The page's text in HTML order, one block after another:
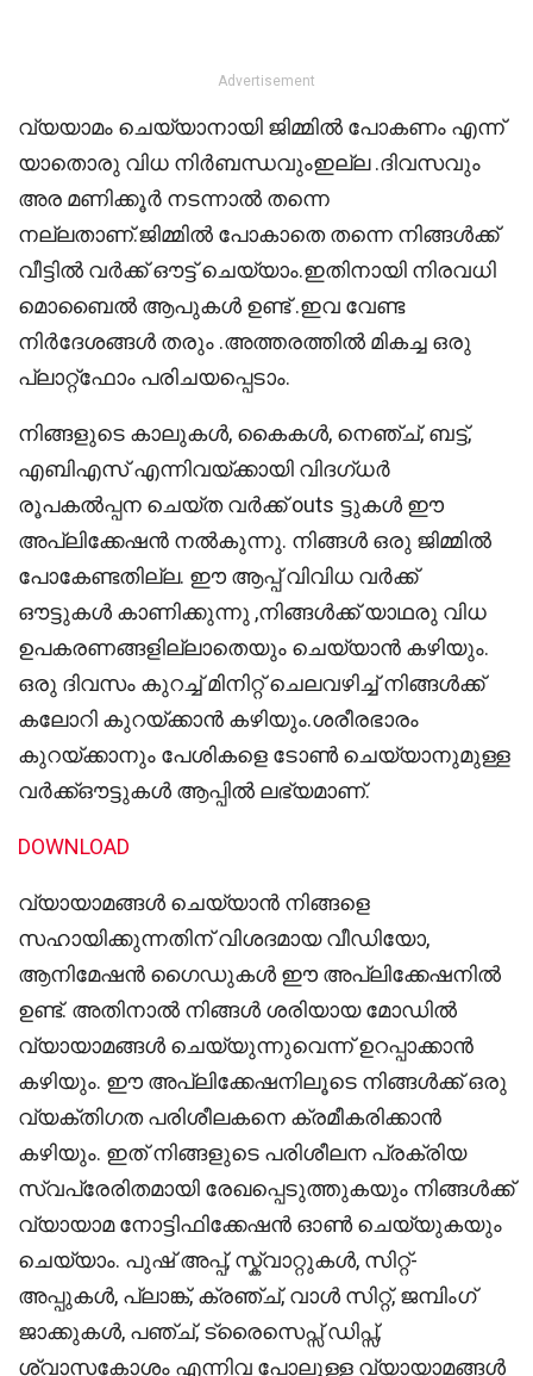
Advertisement
വ്യയാമം ചെയ്യാനായി ജിമ്മിൽ പോകണം എന്ന്
യാതൊരു വിധ നിർബന്ധവുംഇല്ല .ദിവസവും
അര മണിക്കൂർ നടന്നാൽ തന്നെ
നല്ലതാണ്.ജിമ്മിൽ പോകാതെ തന്നെ നിങ്ങൾക്ക്
വീട്ടിൽ വർക്ക് ഔട്ട് ചെയ്യാം.ഇതിനായി നിരവധി
മൊബൈൽ ആപുകൾ ഉണ്ട് .ഇവ വേണ്ട
നിർദേശങ്ങൾ തരും .അത്തരത്തിൽ മികച്ച ഒരു
പ്ലാറ്റ്ഫോം പരിചയപ്പെടാം.
നിങ്ങളുടെ കാലുകൾ, കൈകൾ, നെഞ്ച്, ബട്ട്,
എബിഎസ് എന്നിവയ്ക്കായി വിദഗ്ധർ
രൂപകൽപ്പന ചെയ്ത വർക്ക് outs ട്ടുകൾ ഈ
അപ്ലിക്കേഷൻ നൽകുന്നു. നിങ്ങൾ ഒരു ജിമ്മിൽ
പോകേണ്ടതില്ല. ഈ ആപ്പ് വിവിധ വർക്ക്
ഔട്ടുകൾ കാണിക്കുന്നു ,നിങ്ങൾക്ക് യാഥരു വിധ
ഉപകരണങ്ങളില്ലാതെയും ചെയ്യാൻ കഴിയും.
ഒരു ദിവസം കുറച്ച് മിനിറ്റ് ചെലവഴിച്ച് നിങ്ങൾക്ക്
കലോറി കുറയ്ക്കാൻ കഴിയും.ശരീരഭാരം
കുറയ്ക്കാനും പേശികളെ ടോൺ ചെയ്യാനുമുള്ള
വർക്ക്ഔട്ടുകൾ ആപ്പിൽ ലഭ്യമാണ്.
DOWNLOAD
വ്യായാമങ്ങൾ ചെയ്യാൻ നിങ്ങളെ
സഹായിക്കുന്നതിന് വിശദമായ വീഡിയോ,
ആനിമേഷൻ ഗൈഡുകൾ ഈ അപ്ലിക്കേഷനിൽ
ഉണ്ട്. അതിനാൽ നിങ്ങൾ ശരിയായ മോഡിൽ
വ്യായാമങ്ങൾ ചെയ്യുന്നുവെന്ന് ഉറപ്പാക്കാൻ
കഴിയും. ഈ അപ്ലിക്കേഷനിലൂടെ നിങ്ങൾക്ക് ഒരു
വ്യക്തിഗത പരിശീലകനെ ക്രമീകരിക്കാൻ
കഴിയും. ഇത് നിങ്ങളുടെ പരിശീലന പ്രക്രിയ
സ്വപ്രേരിതമായി രേഖപ്പെടുത്തുകയും നിങ്ങൾക്ക്
വ്യായാമ നോട്ടിഫിക്കേഷൻ ഓൺ ചെയ്യുകയും
ചെയ്യാം. പുഷ് അപ്പ്, സ്ക്വാറ്റുകൾ, സിറ്റ്-
അപ്പുകൾ, പ്ലാങ്ക്, ക്രഞ്ച്, വാൾ സിറ്റ്, ജമ്പിംഗ്
ജാക്കുകൾ, പഞ്ച്, ട്രൈസെപ്സ് ഡിപ്സ്,
ശ്വാസകോശം എന്നിവ പോലുള്ള വ്യായാമങ്ങൾ